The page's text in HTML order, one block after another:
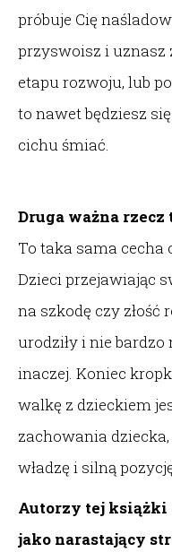
próbuje Cię
przyswoisz i uznasz
etapu rozwoju, lub
to nawet będziesz
cichu śmiać.
Druga ważna
To taka sama cecha
Dzieci przejawiając
na szkodę czy złość
urodziły i nie
inaczej. Koniec
walkę z dzieckiem
zachowania
władzę i silną
Autorzy tej książki
jako narastający